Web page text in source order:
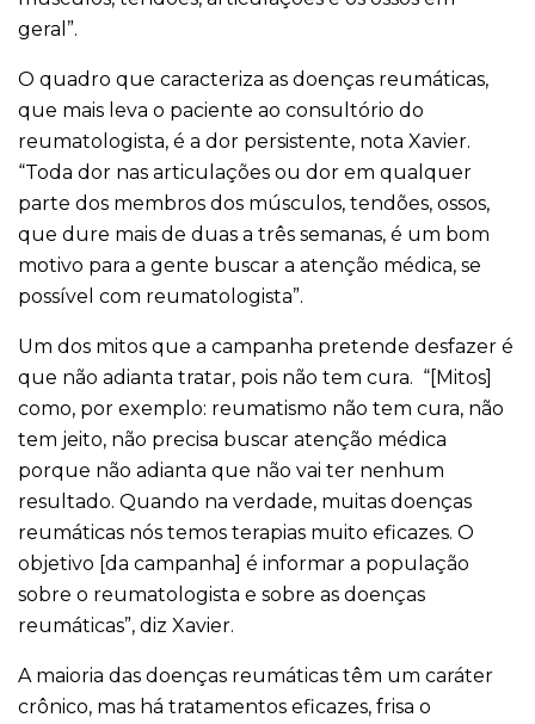
geral”.
O quadro que caracteriza as doenças reumáticas,
que mais leva o paciente ao consultório do
reumatologista, é a dor persistente, nota Xavier.
“Toda dor nas articulações ou dor em qualquer
parte dos membros dos músculos, tendões, ossos,
que dure mais de duas a três semanas, é um bom
motivo para a gente buscar a atenção médica, se
possível com reumatologista”.
Um dos mitos que a campanha pretende desfazer é
que não adianta tratar, pois não tem cura. “[Mitos]
como, por exemplo: reumatismo não tem cura, não
tem jeito, não precisa buscar atenção médica
porque não adianta que não vai ter nenhum
resultado. Quando na verdade, muitas doenças
reumáticas nós temos terapias muito eficazes. O
objetivo [da campanha] é informar a população
sobre o reumatologista e sobre as doenças
reumáticas”, diz Xavier.
A maioria das doenças reumáticas têm um caráter
crônico, mas há tratamentos eficazes, frisa o